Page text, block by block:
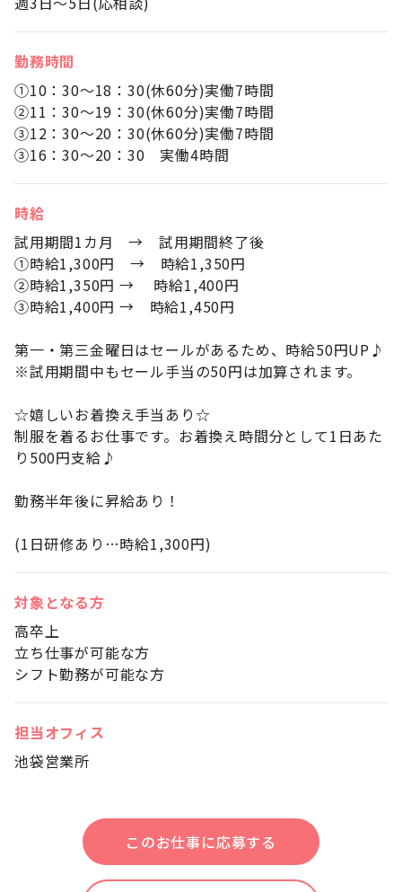
勤務時間
①10：30～18：30(休60分)実働7時間
②11：30～19：30(休60分)実働7時間
③12：30～20：30(休60分)実働7時間
③16：30～20：30 実働4時間
時給
試用期間1カ月 → 試用期間終了後
①時給1,300円 → 時給1,350円
②時給1,350円 → 時給1,400円
③時給1,400円 → 時給1,450円
第一・第三金曜日はセールがあるため、時給50円UP♪
※試用期間中もセール手当の50円は加算されます。
☆嬉しいお着換え手当あり☆
制服を着るお仕事です。お着換え時間分として1日あた
り500円支給♪
勤務半年後に昇給あり！
(1日研修あり…時給1,300円)
対象となる方
高卒上
立ち仕事が可能な方
シフト勤務が可能な方
担当オフィス
池袋営業所
このお仕事に応募する